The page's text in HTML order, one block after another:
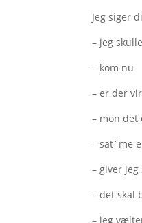
Jeg siger
– jeg
– kom nu
– er der
– mon
– sat´me
– giver jeg
– det skal
– jeg